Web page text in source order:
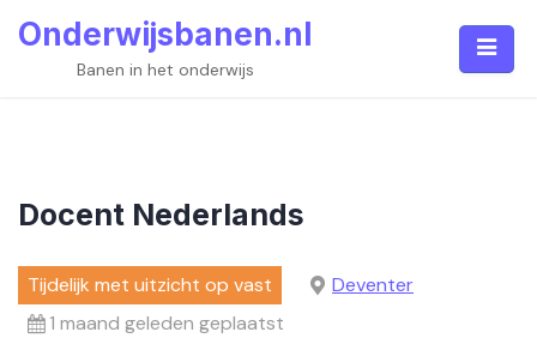
Onderwijsbanen.nl
Banen in het onderwijs
Docent Nederlands
Tijdelijk met uitzicht op vast
Deventer
1 maand geleden geplaatst